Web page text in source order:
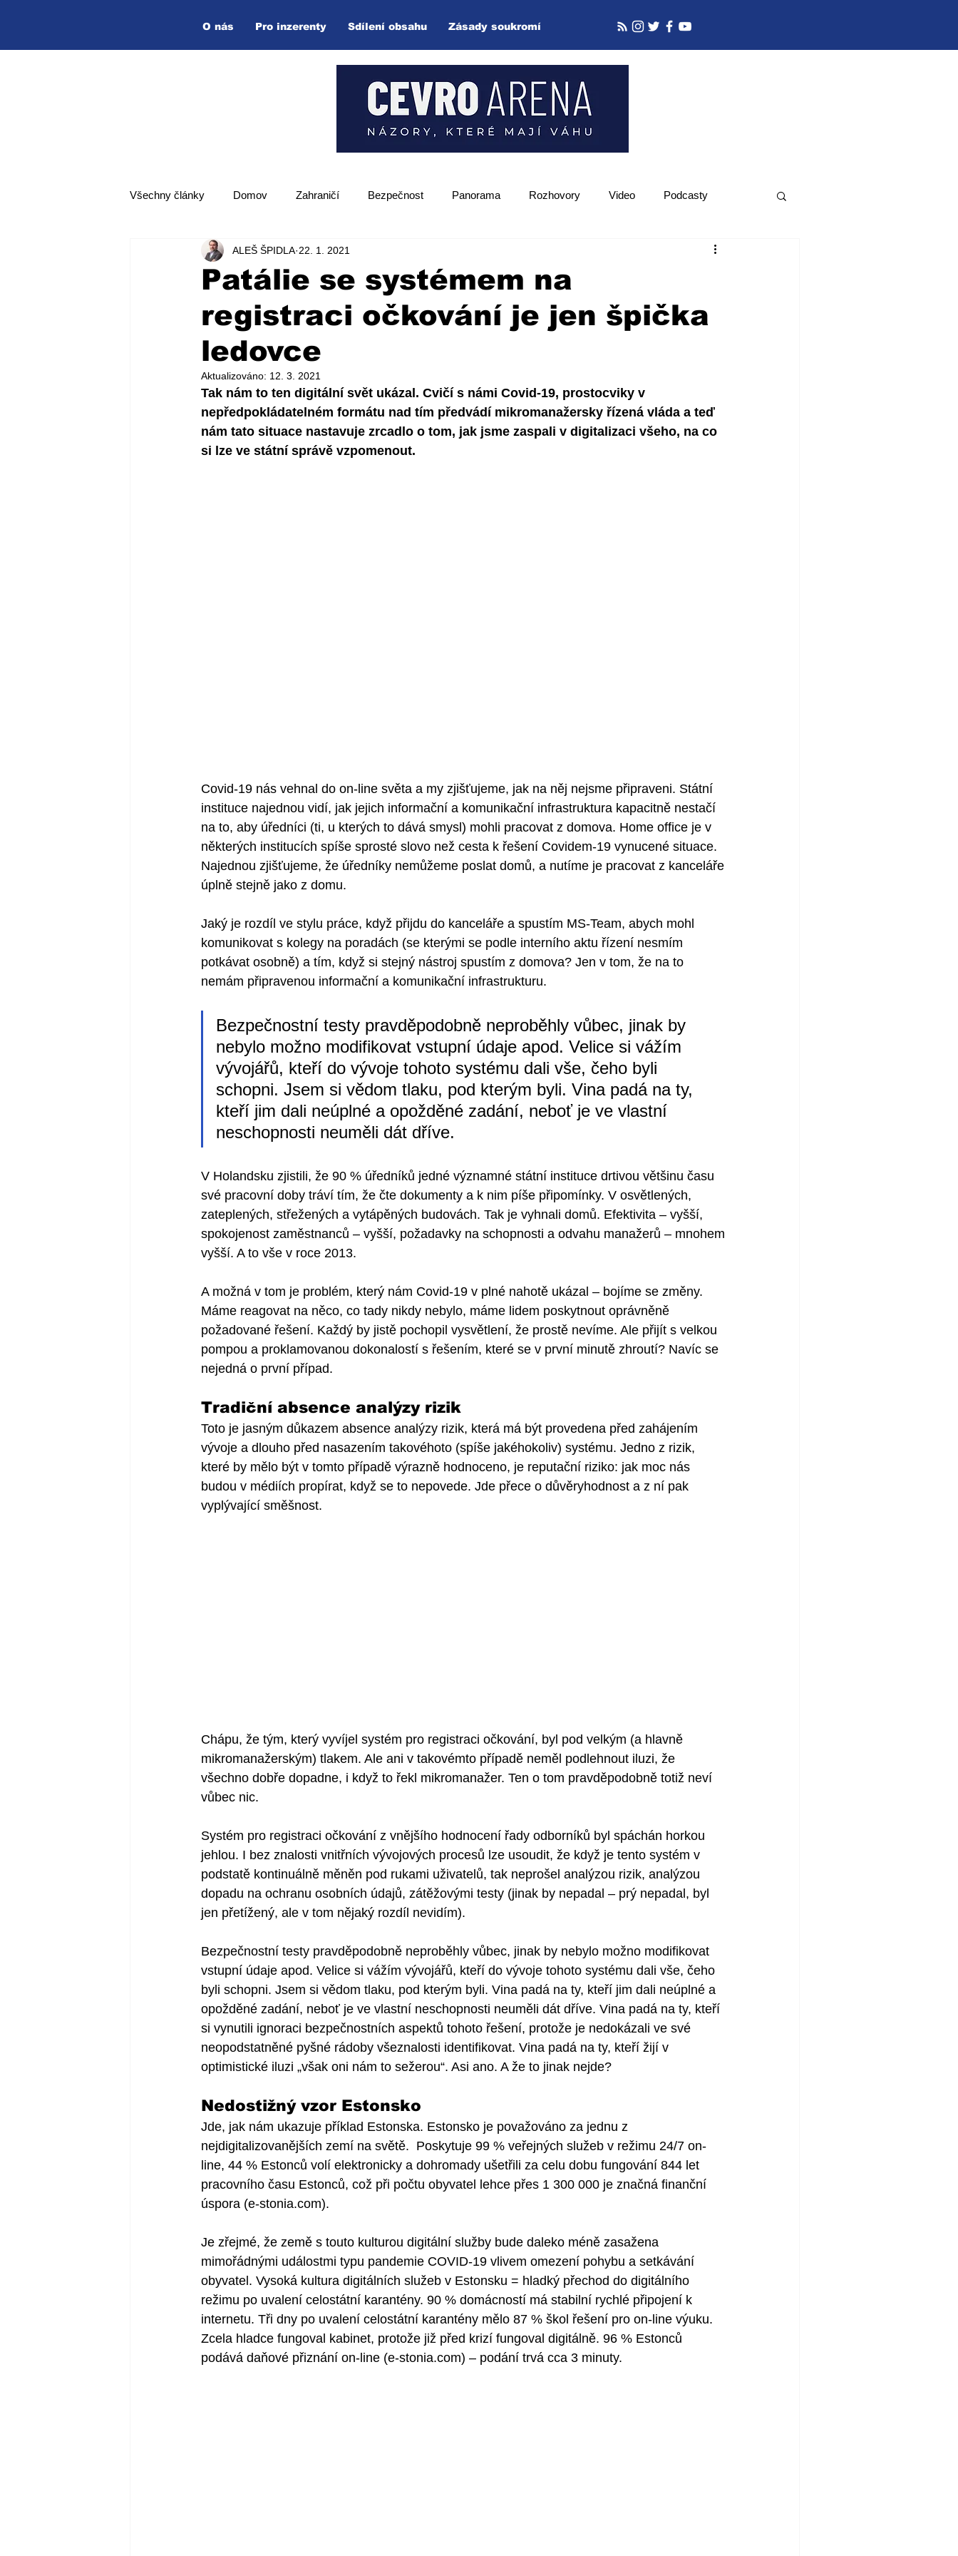
O nás Pro inzerenty Sdílení obsahu Zásady soukromí
Všechny články Domov Zahraničí Bezpečnost Panorama Rozhovory Video Podcasty
Hlavní zpráva Top zpráva Zpětný projektor
Patálie se systémem na
registraci očkování je jen špička
ledovce
ALEŠ ŠPIDLA 22. 1. 2021
Aktualizováno: 12. 3. 2021
Tak nám to ten digitální svět ukázal. Cvičí s námi Covid-19, prostocviky v
nepředpokládatelném formátu nad tím předvádí mikromanažersky řízená vláda a teď
nám tato situace nastavuje zrcadlo o tom, jak jsme zaspali v digitalizaci všeho, na co
si lze ve státní správě vzpomenout.
Covid-19 nás vehnal do on-line světa a my zjišťujeme, jak na něj nejsme připraveni. Státní
instituce najednou vidí, jak jejich informační a komunikační infrastruktura kapacitně nestačí
na to, aby úředníci (ti, u kterých to dává smysl) mohli pracovat z domova. Home office je v
některých institucích spíše sprosté slovo než cesta k řešení Covidem-19 vynucené situace.
Najednou zjišťujeme, že úředníky nemůžeme poslat domů, a nutíme je pracovat z kanceláře
úplně stejně jako z domu.
Jaký je rozdíl ve stylu práce, když přijdu do kanceláře a spustím MS-Team, abych mohl
komunikovat s kolegy na poradách (se kterými se podle interního aktu řízení nesmím
potkávat osobně) a tím, když si stejný nástroj spustím z domova? Jen v tom, že na to
nemám připravenou informační a komunikační infrastrukturu.
Bezpečnostní testy pravděpodobně neproběhly vůbec, jinak by
nebylo možno modifikovat vstupní údaje apod. Velice si vážím
vývojářů, kteří do vývoje tohoto systému dali vše, čeho byli
schopni. Jsem si vědom tlaku, pod kterým byli. Vina padá na ty,
kteří jim dali neúplné a opožděné zadání, neboť je ve vlastní
neschopnosti neuměli dát dříve.
V Holandsku zjistili, že 90 % úředníků jedné významné státní instituce drtivou většinu času
své pracovní doby tráví tím, že čte dokumenty a k nim píše připomínky. V osvětlených,
zateplených, střežených a vytápěných budovách. Tak je vyhnali domů. Efektivita – vyšší,
spokojenost zaměstnanců – vyšší, požadavky na schopnosti a odvahu manažerů – mnohem
vyšší. A to vše v roce 2013.
A možná v tom je problém, který nám Covid-19 v plné nahotě ukázal – bojíme se změny.
Máme reagovat na něco, co tady nikdy nebylo, máme lidem poskytnout oprávněně
požadované řešení. Každý by jistě pochopil vysvětlení, že prostě nevíme. Ale přijít s velkou
pompou a proklamovanou dokonalostí s řešením, které se v první minutě zhroutí? Navíc se
nejedná o první případ.
Tradiční absence analýzy rizik
Toto je jasným důkazem absence analýzy rizik, která má být provedena před zahájením
vývoje a dlouho před nasazením takovéhoto (spíše jakéhokoliv) systému. Jedno z rizik,
které by mělo být v tomto případě výrazně hodnoceno, je reputační riziko: jak moc nás
budou v médiích propírat, když se to nepovede. Jde přece o důvěryhodnost a z ní pak
vyplývající směšnost.
Chápu, že tým, který vyvíjel systém pro registraci očkování, byl pod velkým (a hlavně
mikromanažerským) tlakem. Ale ani v takovémto případě neměl podlehnout iluzi, že
všechno dobře dopadne, i když to řekl mikromanažer. Ten o tom pravděpodobně totiž neví
vůbec nic.
Systém pro registraci očkování z vnějšího hodnocení řady odborníků byl spáchán horkou
jehlou. I bez znalosti vnitřních vývojových procesů lze usoudit, že když je tento systém v
podstatě kontinuálně měněn pod rukami uživatelů, tak neprošel analýzou rizik, analýzou
dopadu na ochranu osobních údajů, zátěžovými testy (jinak by nepadal – prý nepadal, byl
jen přetížený, ale v tom nějaký rozdíl nevidím).
Bezpečnostní testy pravděpodobně neproběhly vůbec, jinak by nebylo možno modifikovat
vstupní údaje apod. Velice si vážím vývojářů, kteří do vývoje tohoto systému dali vše, čeho
byli schopni. Jsem si vědom tlaku, pod kterým byli. Vina padá na ty, kteří jim dali neúplné a
opožděné zadání, neboť je ve vlastní neschopnosti neuměli dát dříve. Vina padá na ty, kteří
si vynutili ignoraci bezpečnostních aspektů tohoto řešení, protože je nedokázali ve své
neopodstatněné pyšné rádoby všeznalosti identifikovat. Vina padá na ty, kteří žijí v
optimistické iluzi „však oni nám to sežerou“. Asi ano. A že to jinak nejde?
Nedostižný vzor Estonsko
Jde, jak nám ukazuje příklad Estonska. Estonsko je považováno za jednu z
nejdigitalizovanějších zemí na světě.  Poskytuje 99 % veřejných služeb v režimu 24/7 on-
line, 44 % Estonců volí elektronicky a dohromady ušetřili za celu dobu fungování 844 let
pracovního času Estonců, což při počtu obyvatel lehce přes 1 300 000 je značná finanční
úspora (e-stonia.com).
Je zřejmé, že země s touto kulturou digitální služby bude daleko méně zasažena
mimořádnými událostmi typu pandemie COVID-19 vlivem omezení pohybu a setkávání
obyvatel. Vysoká kultura digitálních služeb v Estonsku = hladký přechod do digitálního
režimu po uvalení celostátní karantény. 90 % domácností má stabilní rychlé připojení k
internetu. Tři dny po uvalení celostátní karantény mělo 87 % škol řešení pro on-line výuku.
Zcela hladce fungoval kabinet, protože již před krizí fungoval digitálně. 96 % Estonců
podává daňové přiznání on-line (e-stonia.com) – podání trvá cca 3 minuty.